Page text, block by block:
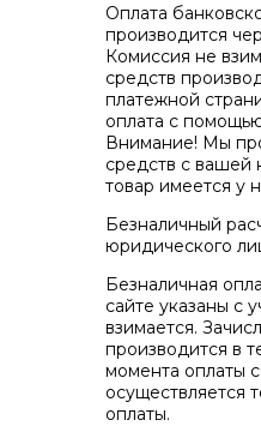
Оплата
производится
Комиссия не
средств
платежной
оплата с
Внимание! Мы
средств с вашей
товар имеется у
Безналичный
юридического
Безналичная
сайте указаны с
взимается.
производится в
момента оплаты
осуществляется
оплаты.